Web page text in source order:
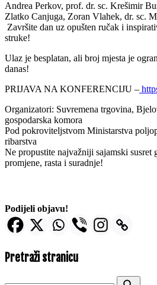
Andrea Perkov, prof. dr. sc. Krešimir
Zlatko Canjuga, Zoran Vlahek, dr. sc.
Završite dan uz opušten ručak i
struke!
Ulaz je besplatan, ali broj mjesta je
danas!
PRIJAVA NA KONFERENCIJU –
Organizatori: Suvremena trgovina,
gospodarska komora
Pod pokroviteljstvom Ministarstva
ribarstva
Ne propustite najvažniji sajamski susret
promjene, rasta i suradnje!
Podijeli objavu!
Pretraži stranicu